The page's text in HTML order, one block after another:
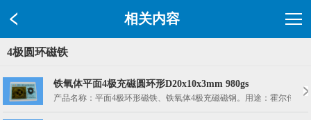
相关内容
4极圆环磁铁
铁氧体平面4极充磁圆环形D20x10x3mm 980gs
产品名称：平面4极环形磁铁、铁氧体4极充磁磁钢。用途：霍尔传感